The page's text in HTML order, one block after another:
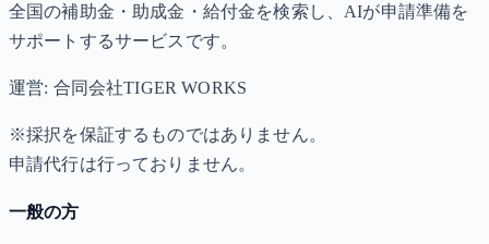
全国の補助金・助成金・給付金を検索し、AIが申請準備を
サポートするサービスです。
運営: 合同会社TIGER WORKS
※採択を保証するものではありません。
申請代行は行っておりません。
一般の方